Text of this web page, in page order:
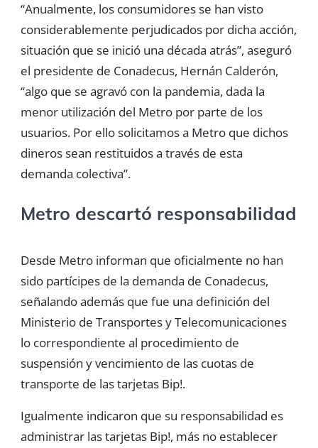
“Anualmente, los consumidores se han visto
considerablemente perjudicados por dicha acción,
situación que se inició una década atrás”, aseguró
el presidente de Conadecus, Hernán Calderón,
“algo que se agravó con la pandemia, dada la
menor utilización del Metro por parte de los
usuarios. Por ello solicitamos a Metro que dichos
dineros sean restituidos a través de esta
demanda colectiva”.
Metro descartó responsabilidad
Desde Metro informan que oficialmente no han
sido partícipes de la demanda de Conadecus,
señalando además que fue una definición del
Ministerio de Transportes y Telecomunicaciones
lo correspondiente al procedimiento de
suspensión y vencimiento de las cuotas de
transporte de las tarjetas Bip!.
Igualmente indicaron que su responsabilidad es
administrar las tarjetas Bip!, más no establecer